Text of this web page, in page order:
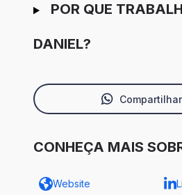
POR QUE
DANIEL?
CONHEÇA MAIS
Website